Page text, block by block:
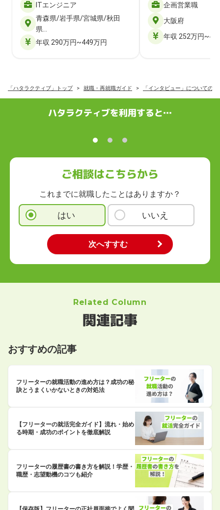
ITエンジニア
青森県/岩手県/宮城県/秋田
県…
年収 290万円~449万円
企画営業職
大阪府
年収 252万円
「ハタラクティブ」トップ 就職・再就職ガイド 「インタビュー」についての
ハタラクティブを利用すると…
ご相談はこちらから
これまでに就職したことはありますか？
はい いいえ
Related Column
関連記事
おすすめの記事
フリーターの就職活動の進め方は？成功の秘
訣とうまくいかないときの対処法
【フリーターの就活完全ガイド】流れ・始め
る時期・成功のポイントを徹底解説
フリーターの履歴書の書き方を解説！学歴・
職歴・志望動機のコツも紹介